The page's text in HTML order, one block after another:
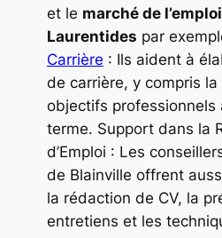
et le marché de
Laurentides par
Carrière : Ils aident à
de carrière, y compris
objectifs professionnels
terme. Support dans la
d’Emploi : Les
de Blainville offrent
la rédaction de CV, la
entretiens et les